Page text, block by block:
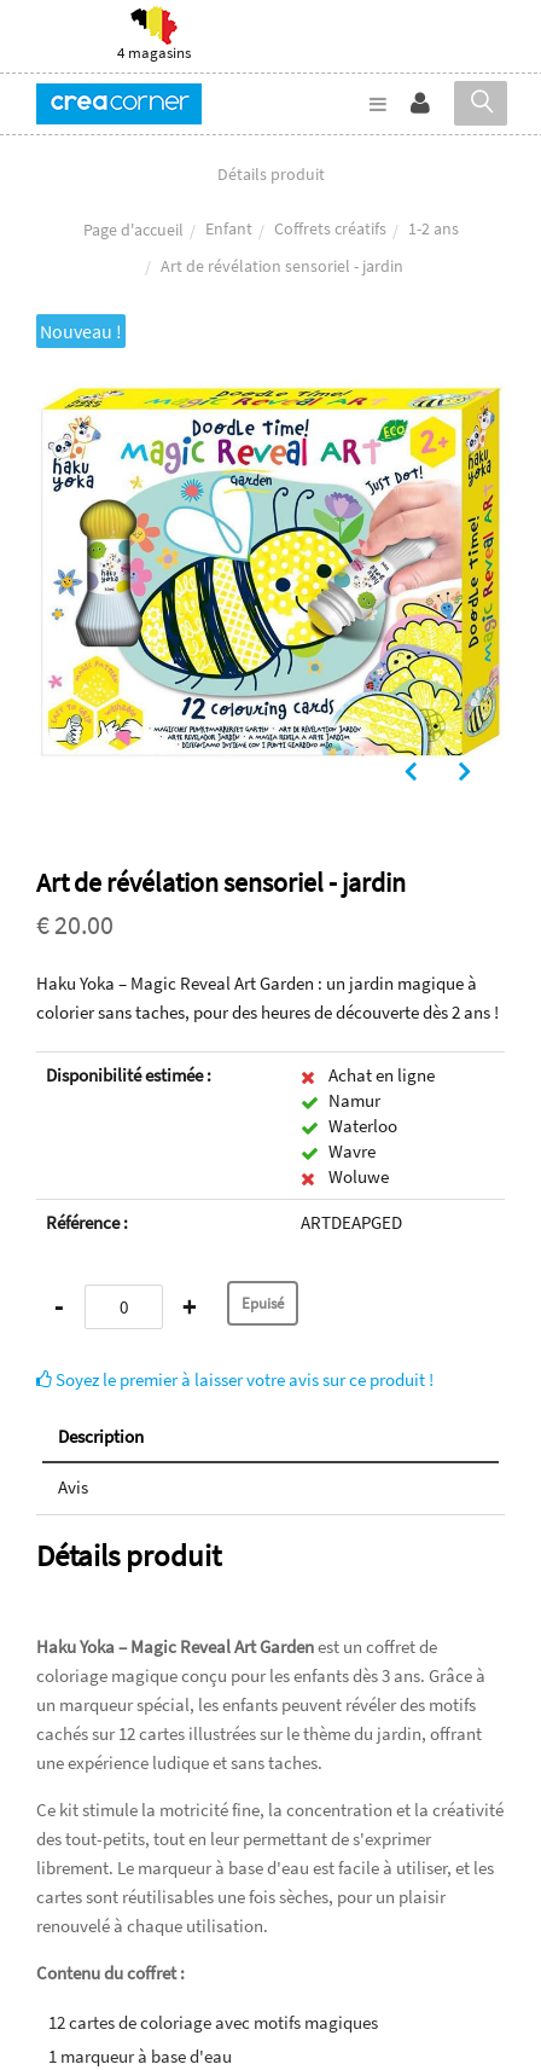
4 magasins
Détails produit
Page d'accueil Enfant Coffrets créatifs
1-2 ans
Art de révélation sensoriel - jardin
Nouveau !
Art de révélation sensoriel - jardin
€ 20.00
Haku Yoka – Magic Reveal Art Garden : un jardin magique à
colorier sans taches, pour des heures de découverte dès 2 ans !
Disponibilité estimée :
Achat en ligne
Namur
Waterloo
Wavre
Woluwe
Référence :
ARTDEAPGED
- +
Soyez le premier à laisser votre avis sur ce produit !
Description
Avis
Détails produit
Haku Yoka – Magic Reveal Art Gardenest un coffret de
coloriage magique conçu pour les enfants dès 3 ans. Grâce à
un marqueur spécial, les enfants peuvent révéler des motifs
cachés sur 12 cartes illustrées sur le thème du jardin, offrant
une expérience ludique et sans taches.
Ce kit stimule la motricité fine, la concentration et la créativité
des tout-petits, tout en leur permettant de s'exprimer
librement. Le marqueur à base d'eau est facile à utiliser, et les
cartes sont réutilisables une fois sèches, pour un plaisir
renouvelé à chaque utilisation.
Contenu du coffret :
12 cartes de coloriage avec motifs magiques
1 marqueur à base d'eau